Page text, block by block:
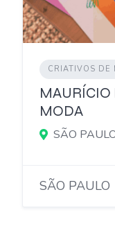
CRIATIVOS DE
MAURÍCIO
MODA
SÃO
SÃO PAULO